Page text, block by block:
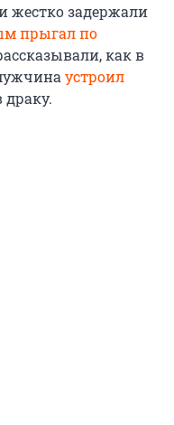
жестко задержали
прыгал по
как в
устроил
драку.